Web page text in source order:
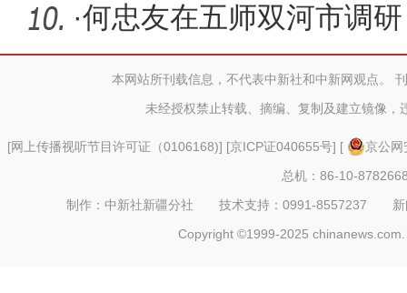
·何忠友在五师双河市调研
本网站所刊载信息，不代表中新社和中新网观点。
未经授权禁止转载、摘编、复制及建立镜像，
[网上传播视听节目许可证（0106168)] [京ICP证040655号] [
京公
总机：86-10-
制作：中新社新疆分社 技术支持：0991-8557237
Copyright ©1999-2025